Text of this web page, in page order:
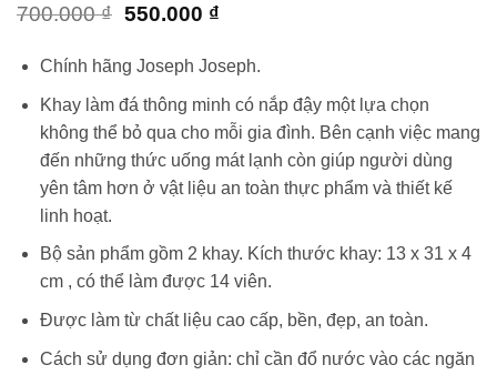
700.000₫ Giá
là:
700.000 ₫.
550.000 ₫Giá
là:
550.000 ₫.
Chính hãng Joseph Joseph.
Khay làm đá thông minh có nắp đậy một lựa chọn
không thể bỏ qua cho mỗi gia đình. Bên cạnh việc mang
đến những thức uống mát lạnh còn giúp người dùng
yên tâm hơn ở vật liệu an toàn thực phẩm và thiết kế
linh hoạt.
Bộ sản phẩm gồm 2 khay. Kích thước khay: 13 x 31 x 4
cm , có thể làm được 14 viên.
Được làm từ chất liệu cao cấp, bền, đẹp, an toàn.
Cách sử dụng đơn giản: chỉ cần đổ nước vào các ngăn